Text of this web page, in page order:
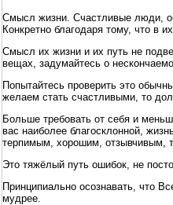
Смысл жизни. Счастливые люди,
Конкретно благодаря тому, что в
Смысл их жизни и их путь не
вещах, задумайтесь о
Попытайтесь проверить это
желаем стать счастливыми, то
Больше требовать от себя и
вас наиболее благосклонной,
терпимым, хорошим, отзывчивым,
Это тяжёлый путь ошибок, не
Принципиально осознавать, что
мудрее.